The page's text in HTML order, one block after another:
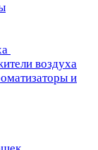
воздуха
и